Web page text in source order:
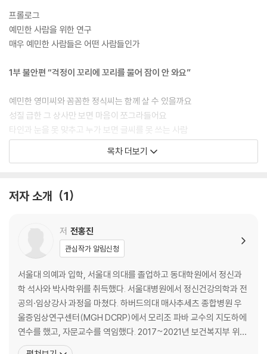
프롤로그
예민한 사람을 위한 연구
매우 예민한 사람들은 어떤 사람들인가
1부 불안편 “걱정이 꼬리에 꼬리를 물어 잠이 안 와요”
예민한 영미씨와 꼼꼼한 정식씨는 함께 살 수 있을까요
성질 급한 그 상사만 보면 마음이 쪼그라들어요
타인과 눈을 못 맞추고 누가 보면 글씨를 못 쓰는 사람
자신도 모르게 생각에 빠져드는 사람
스트레스를 받으면 어지러운 사람
해가 질 무렵이면 찾아오는 병, 섬망
보편적인 관점의 사람 vs 독특한 관점의 사람
2부 우울편 “무엇 때문에 살아야 하는지 모르겠어요”
타인에게 좋은 평가를 받고자 살아온 사람의 위기
자기 방에서 나오지 않는 대학 휴학생
집안의 가장인 여자 vs 그녀에 집착하는 남자
천국을 보고 온 사람, 심정지의 기억
기러기 아빠와 내 아이들의 목소리
목차 더보기
저자 소개 1
저 전홍진
관심작가 알림신청
서울대 의예과 입학, 서울대 의대를 졸업하고 동대학원에서 정신과
학 석사와 박사학위를 취득했다. 서울대병원에서 정신건강의학과 전
공의·임상강사 과정을 마쳤다. 하버드의대 매사추세츠 종합병원 우
울증임상연구센터(MGH DCRP)에서 모리조 파바 교수의 지도하에
연수를 했고, 자문교수를 역임했다. 2017~2021년 보건복지부 위탁
중앙심리부검센터 센터장을 역임했다. 현재 성균관의대 연구부학장,